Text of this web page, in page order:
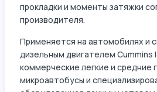
прокладки и моменты затяжки
производителя.
Применяется на автомобилях и
дизельным двигателем Cummins
коммерческие легкие и средние
микроавтобусы и